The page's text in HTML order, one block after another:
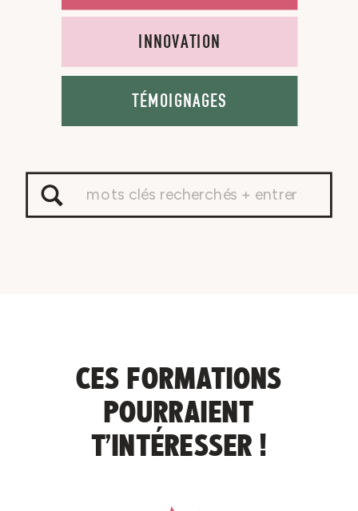
INNOVATION
Search
TÉMOIGNAGES
CES FORMATIONS
POURRAIENT
T’INTÉRESSER !